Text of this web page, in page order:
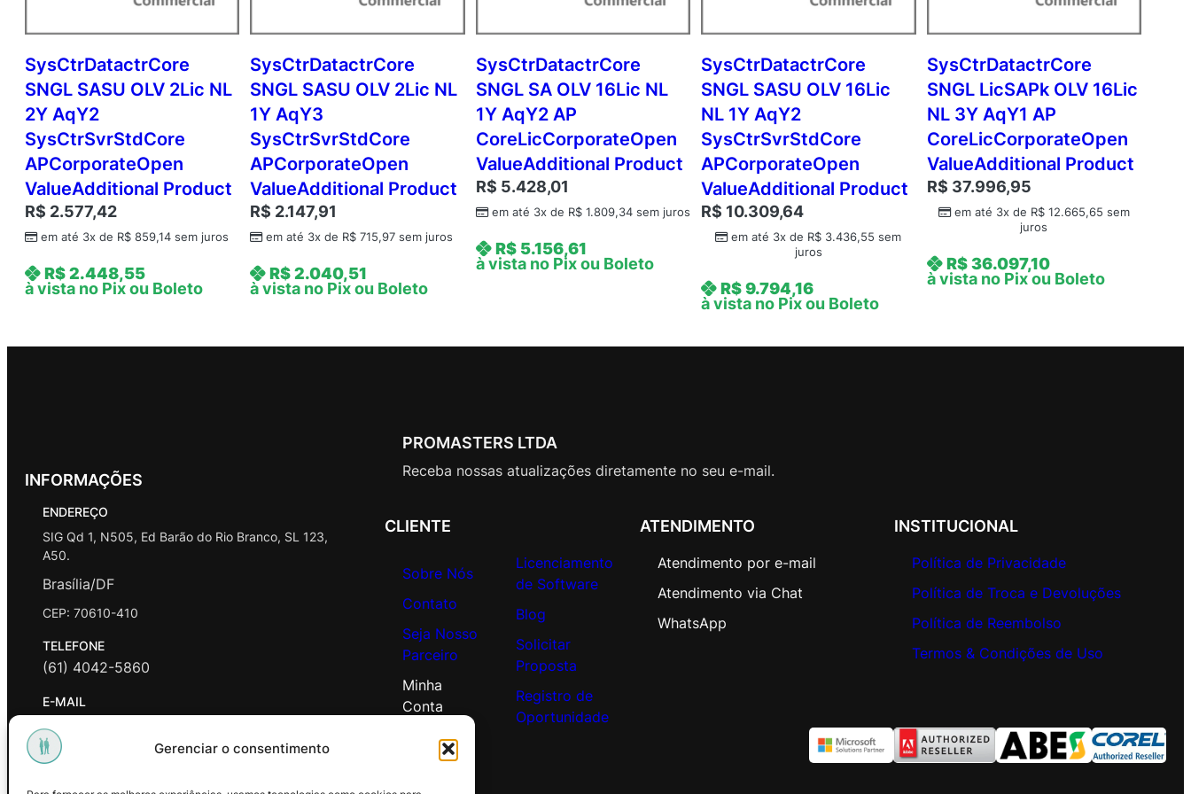
Gerenciar o consentimento
Y
3
A
P
P
e
r
U
s
C
o
O
p
SysCtrDatactrCore
SNGL SASU OLV 2Lic NL
2Y AqY2
SysCtrSvrStdCore
APCorporateOpen
ValueAdditional Product
R$ 2.577,42
em até 3x de R$ 859,14 sem juros
R$2.448,55
à vista no Pix ou Boleto
SysCtrDatactrCore
SNGL SASU OLV 2Lic NL
1Y AqY3
SysCtrSvrStdCore
APCorporateOpen
ValueAdditional Product
R$ 2.147,91
em até 3x de R$ 715,97 sem juros
R$2.040,51
à vista no Pix ou Boleto
SysCtrDatactrCore
SNGL SA OLV 16Lic NL
1Y AqY2 AP
CoreLicCorporateOpen
ValueAdditional Product
R$ 5.428,01
em até 3x de R$1.809,34sem juros
R$5.156,61
à vista no Pix ou Boleto
SysCtrDatactrCore
SNGL SASU OLV 16Lic
NL 1Y AqY2
SysCtrSvrStdCore
APCorporateOpen
ValueAdditional Product
R$ 10.309,64
em até 3x de R$ 3.436,55 sem
juros
R$9.794,16
à vista no Pix ou Boleto
SysCtrDatactrCore
SNGL LicSAPk OLV 16Lic
NL 3Y AqY1 AP
CoreLicCorporateOpen
ValueAdditional Product
R$ 37.996,95
em até 3x de R$12.665,65 sem
juros
R$36.097,10
à vista no Pix ou Boleto
INFORMAÇÕES
ENDEREÇO
SIG Qd 1, N505, Ed Barão do Rio Branco, SL 123,
A50.
Brasília/DF
CEP: 70610-410
TELEFONE
(61) 4042-5860
E-MAIL
contato@promasters.net.br
HORÁRIO DE ATENDIMENTO
PROMASTERS LTDA
Receba nossas atualizações diretamente no seu e-mail.
CLIENTE
Sobre Nós
Contato
Seja Nosso
Parceiro
Minha
Conta
Licenciamento
de Software
Blog
Solicitar
Proposta
Registro de
Oportunidade
ATENDIMENTO
Atendimento por e-mail
Atendimento via Chat
WhatsApp
INSTITUCIONAL
Política de Privacidade
Política de Troca e Devoluções
Política de Reembolso
Termos & Condições de Uso